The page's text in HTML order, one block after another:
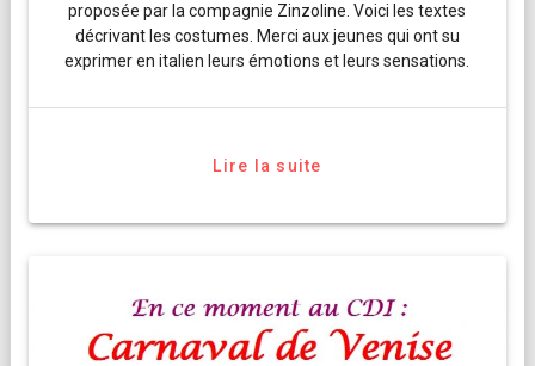
proposée par la compagnie Zinzoline. Voici les textes
décrivant les costumes. Merci aux jeunes qui ont su
exprimer en italien leurs émotions et leurs sensations.
Lire la suite